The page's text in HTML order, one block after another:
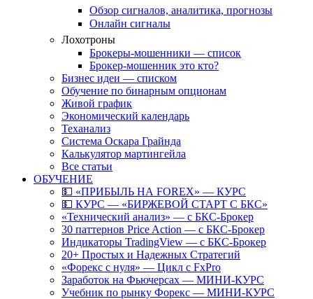
Обзор сигналов, аналитика, прогнозы
Онлайн сигналы
Лохотроны
Брокеры-мошенники — список
Брокер-мошенник это кто?
Бизнес идеи — списком
Обучение по бинарным опционам
Живой график
Экономический календарь
Теханализ
Система Оскара Грайнда
Калькулятор мартингейла
Все статьи
ОБУЧЕНИЕ
💵 «ПРИБЫЛЬ НА FOREX» — КУРС
💵 КУРС — «БИРЖЕВОЙ СТАРТ С БКС»
«Технический анализ» — с БКС-Брокер
30 паттернов Price Action — с БКС-Брокер
Индикаторы TradingView — с БКС-Брокер
20+ Простых и Надежных Стратегий
«Форекс с нуля» — Цикл с FxPro
Заработок на Фьючерсах — МИНИ-КУРС
Учебник по рынку Форекс — МИНИ-КУРС